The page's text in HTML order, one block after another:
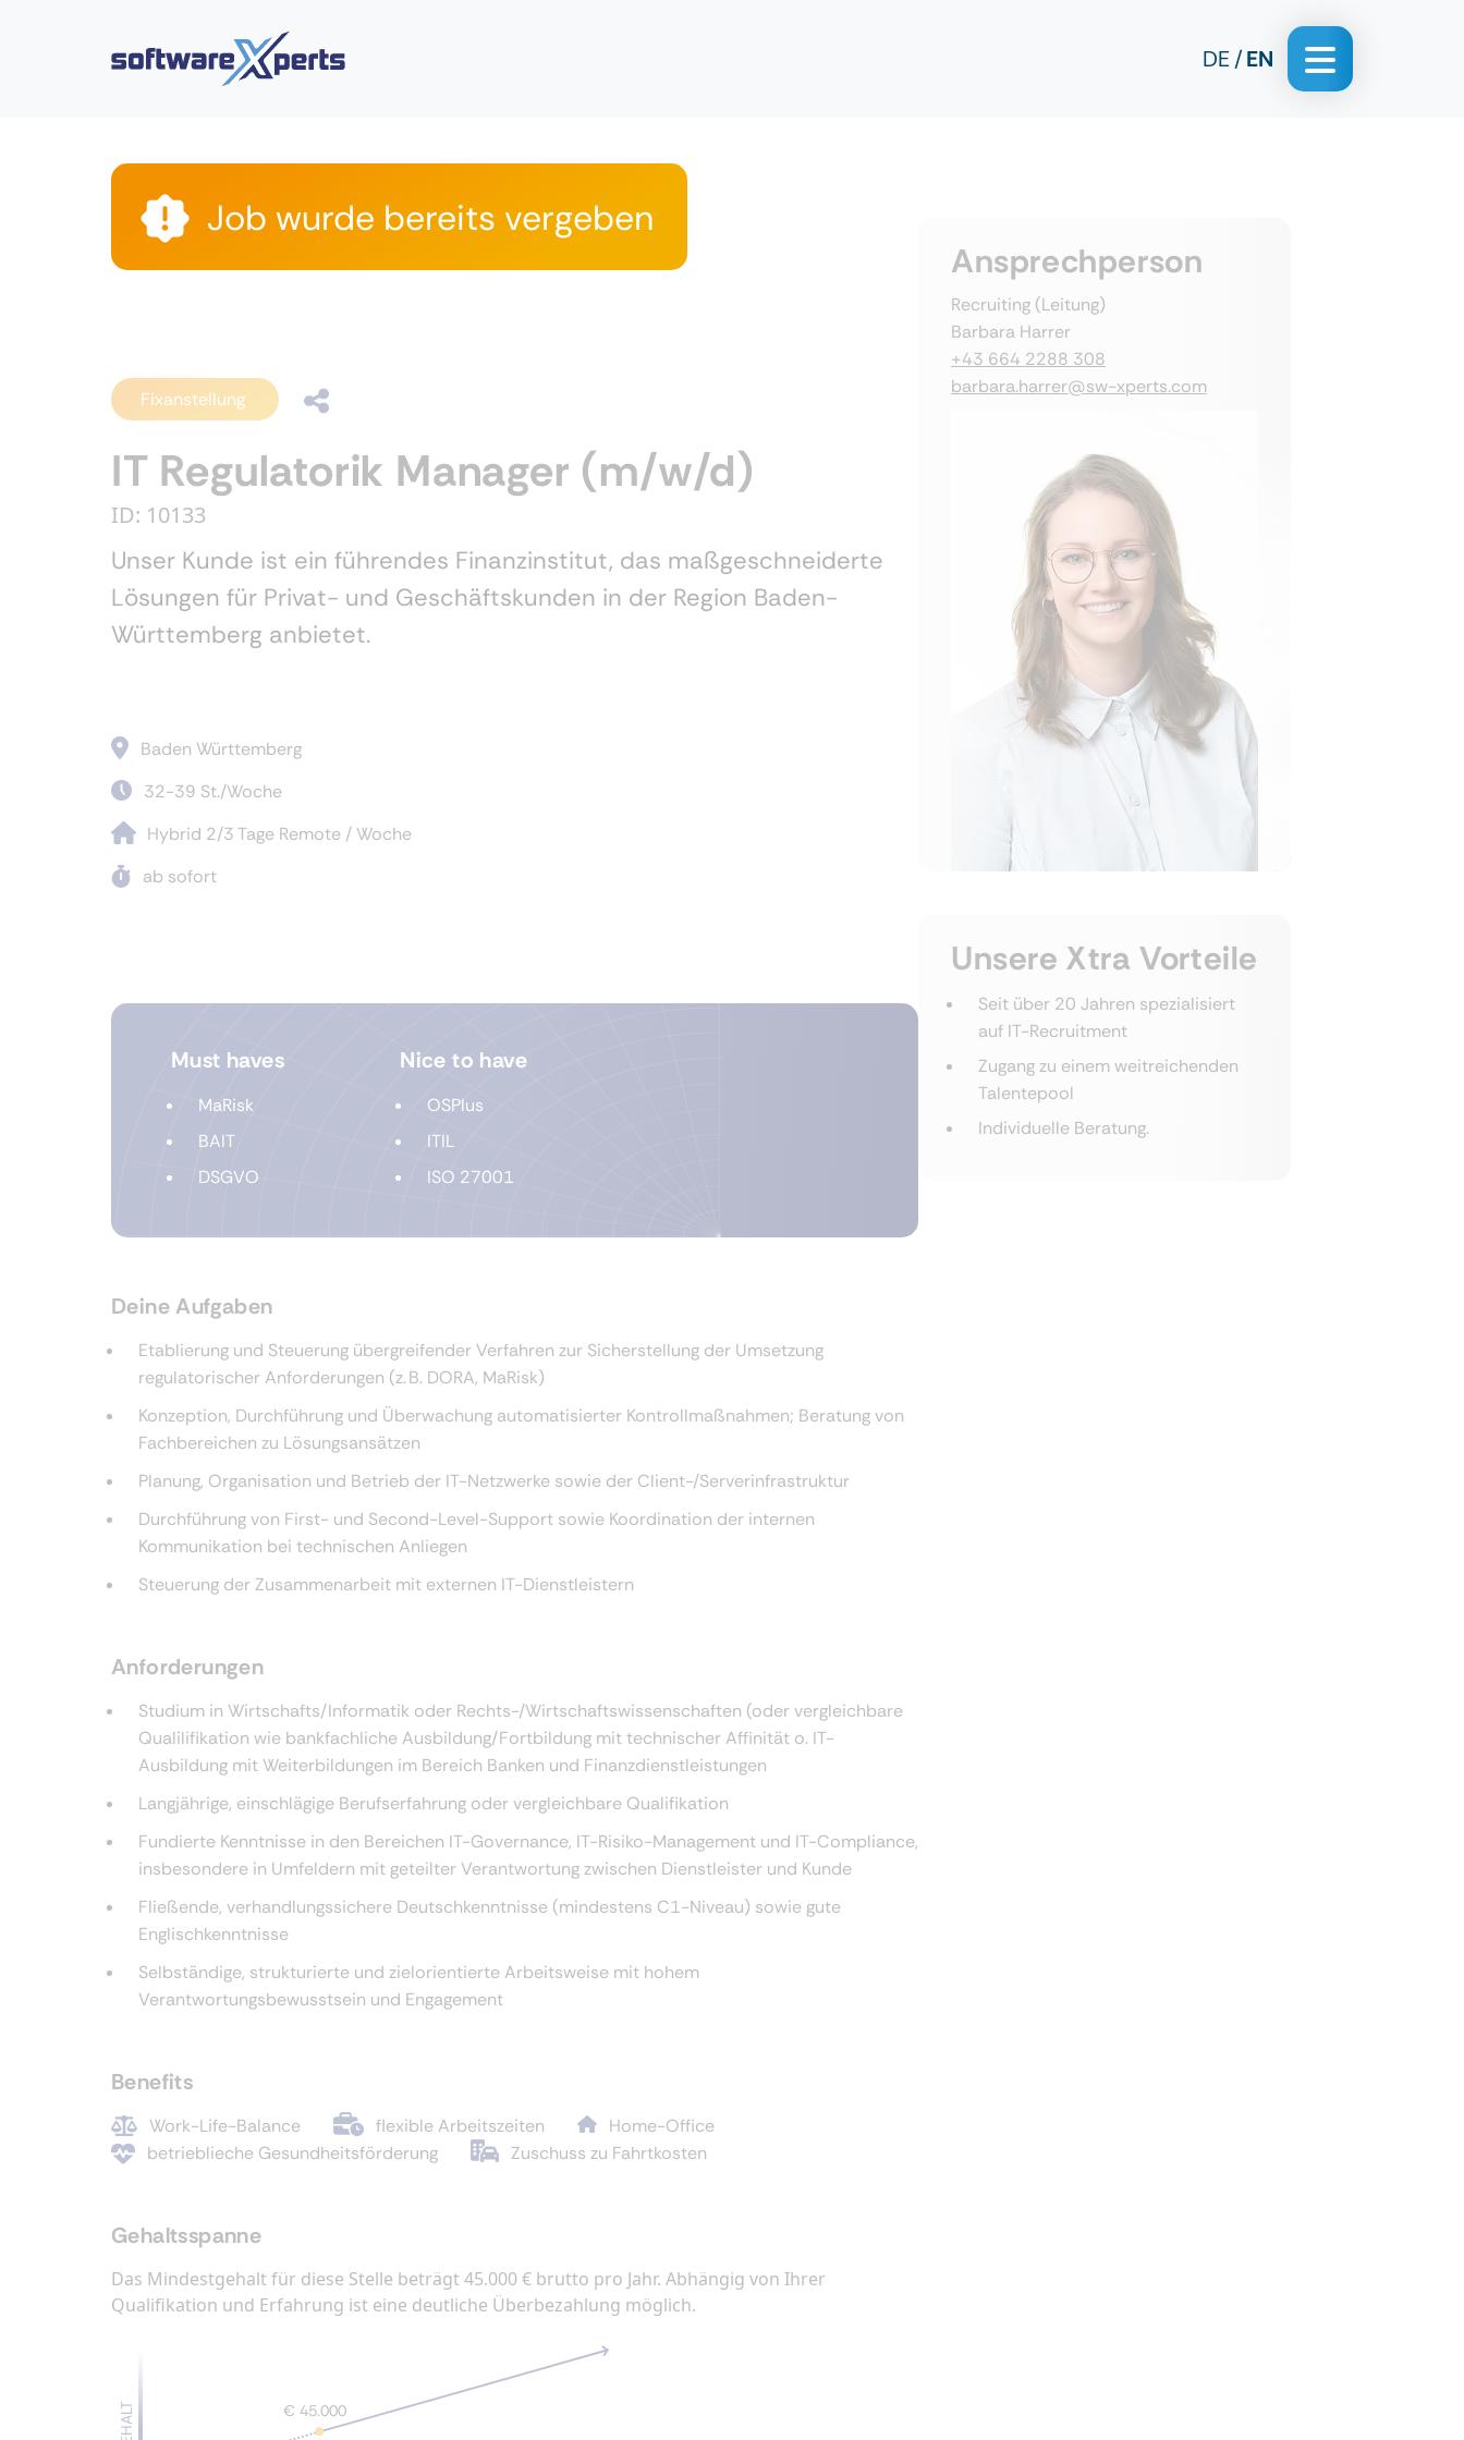
DE EN
Job wurde bereits vergeben
Fixanstellung
IT Regulatorik Manager (m/w/d)
ID: 10133
Unser Kunde ist ein führendes Finanzinstitut, das maßgeschneiderte
Lösungen für Privat- und Geschäftskunden in der Region Baden-
Württemberg anbietet.
Baden Württemberg
32-39 St./Woche
Hybrid 2/3 Tage Remote / Woche
ab sofort
Must haves
MaRisk
BAIT
DSGVO
Nice to have
OSPlus
ITIL
ISO 27001
Deine Aufgaben
Etablierung und Steuerung übergreifender Verfahren zur Sicherstellung der Umsetzung
regulatorischer Anforderungen (z. B. DORA, MaRisk)
Konzeption, Durchführung und Überwachung automatisierter Kontrollmaßnahmen; Beratung von
Fachbereichen zu Lösungsansätzen
Planung, Organisation und Betrieb der IT-Netzwerke sowie der Client-/Serverinfrastruktur
Durchführung von First- und Second-Level-Support sowie Koordination der internen
Kommunikation bei technischen Anliegen
Steuerung der Zusammenarbeit mit externen IT-Dienstleistern
Anforderungen
Studium in Wirtschafts/Informatik oder Rechts-/Wirtschaftswissenschaften (oder vergleichbare
Qualilifikation wie bankfachliche Ausbildung/Fortbildung mit technischer Affinität o. IT-
Ausbildung mit Weiterbildungen im Bereich Banken und Finanzdienstleistungen
Langjährige, einschlägige Berufserfahrung oder vergleichbare Qualifikation
Fundierte Kenntnisse in den Bereichen IT-Governance, IT-Risiko-Management und IT-Compliance,
insbesondere in Umfeldern mit geteilter Verantwortung zwischen Dienstleister und Kunde
Fließende, verhandlungssichere Deutschkenntnisse (mindestens C1-Niveau) sowie gute
Englischkenntnisse
Selbständige, strukturierte und zielorientierte Arbeitsweise mit hohem
Verantwortungsbewusstsein und Engagement
Benefits
Work-Life-Balance flexible Arbeitszeiten
Home-Office
betrieblieche Gesundheitsförderung
Zuschuss zu Fahrtkosten
Gehaltsspanne
Das Mindestgehalt für diese Stelle beträgt 45.000 € brutto pro Jahr. Abhängig von Ihrer
Qualifikation und Erfahrung ist eine deutliche Überbezahlung möglich.
GEHALT € 45.000
Ansprechperson
Recruiting (Leitung)
Barbara Harrer
+43 664 2288 308
barbara.harrer@sw-xperts.com
Unsere Xtra Vorteile
Seit über 20 Jahren spezialisiert
auf IT-Recruitment
Zugang zu einem weitreichenden
Talentepool
Individuelle Beratung.